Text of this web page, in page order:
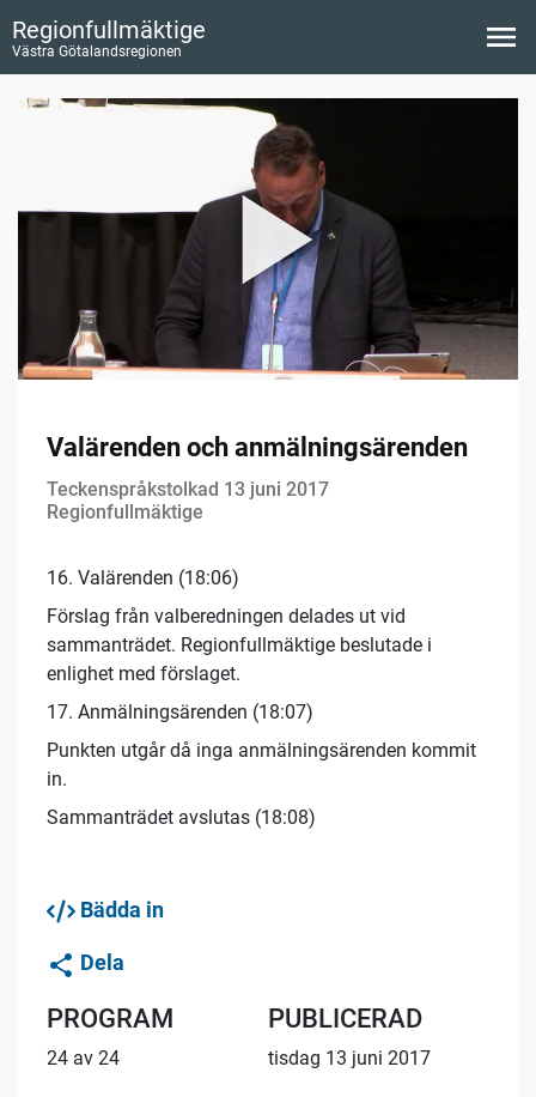
Regionfullmäktige
Västra Götalandsregionen
Valärenden och anmälningsärenden
Teckenspråkstolkad 13 juni 2017
Regionfullmäktige
16. Valärenden (18:06)
Förslag från valberedningen delades ut vid
sammanträdet. Regionfullmäktige beslutade i
enlighet med förslaget.
17. Anmälningsärenden (18:07)
Punkten utgår då inga anmälningsärenden kommit
in.
Sammanträdet avslutas (18:08)
Bädda in
Dela
PROGRAM
24 av 24
PUBLICERAD
tisdag 13 juni 2017